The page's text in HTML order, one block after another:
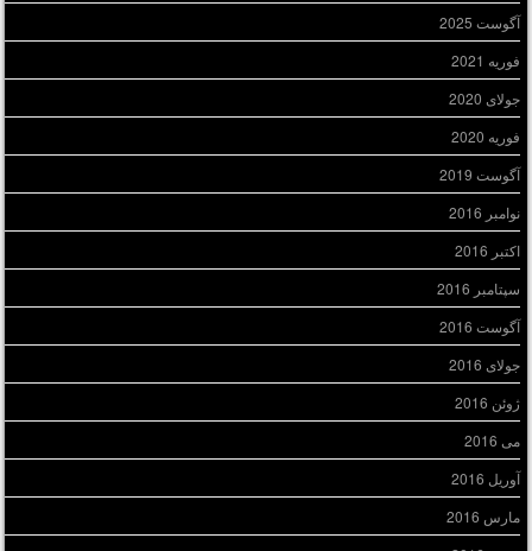
آگوست 2025
فوریه 2021
جولای 2020
فوریه 2020
آگوست 2019
نوامبر 2016
اکتبر 2016
سپتامبر 2016
آگوست 2016
جولای 2016
ژوئن 2016
می 2016
آوریل 2016
مارس 2016